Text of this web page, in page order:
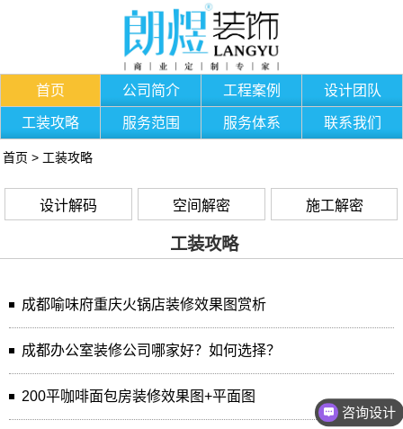
首页 公司简介 工程案例 设计团队
工装攻略 服务范围 服务体系 联系我们
首页 > 工装攻略
设计解码 空间解密 施工解密
工装攻略
成都喻味府重庆火锅店装修效果图赏析
成都办公室装修公司哪家好？如何选择？
200平咖啡面包房装修效果图+平面图
咨询设计